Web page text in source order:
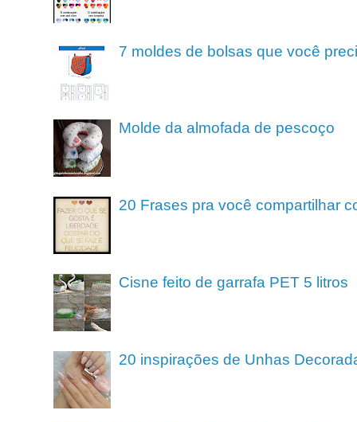
7 moldes de bolsas que você
Molde da almofada de pescoço
20 Frases pra você compartilhar
Cisne feito de garrafa PET 5 litros
20 inspirações de Unhas